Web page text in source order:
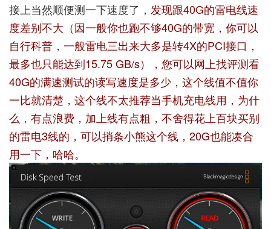
接上当然顺便测一下速度了， 发现跟40G的雷电线速
度差别不大（因一般你也跑不够40G的带宽，你可以
自行科普，一般雷电三出来大多是转4X的PCI接口，
最多也只能达到15.75 GB/s），您可以网上找评测看
40G的满速测试的读写速度是多少，这个线值不值你
一比就清楚，这个线不太推荐当手机充电线用，为什
么，有点浪费，加上线有点粗，不舍得花上百块买别
的雷电3线的，可以捎条小熊这个线，20G也能凑合
用一下，哈哈。